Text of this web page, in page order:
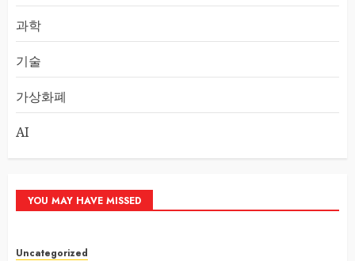
과학
기술
가상화폐
AI
YOU MAY HAVE MISSED
Uncategorized